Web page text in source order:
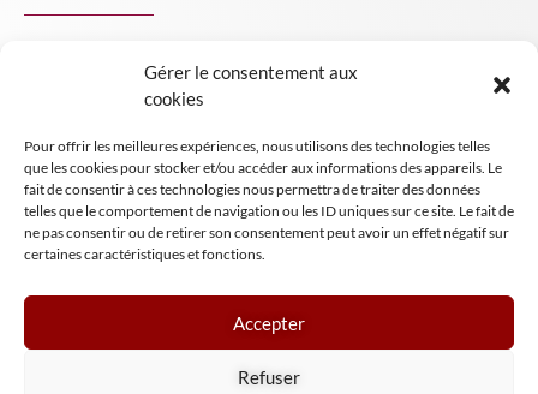
Gérer le consentement aux
cookies
Pour offrir les meilleures expériences, nous utilisons des technologies telles
que les cookies pour stocker et/ou accéder aux informations des appareils. Le
fait de consentir à ces technologies nous permettra de traiter des données
telles que le comportement de navigation ou les ID uniques sur ce site. Le fait de
ne pas consentir ou de retirer son consentement peut avoir un effet négatif sur
certaines caractéristiques et fonctions.
Accepter
Refuser
INSIGHT NPA
Mentions légales